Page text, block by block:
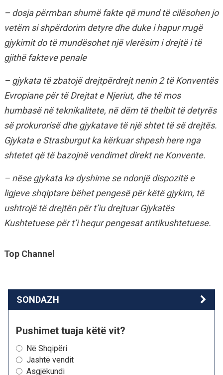
– dosja përmban shumë fakte që mund të cilësohen jo
vetëm si shpërdorim detyre dhe duke i hapur rrugë
gjykimit do të mundësohet një vlerësim i drejtë i të
gjithë fakteve penale
– gjykata të zbatojë drejtpërdrejt nenin 2 të Konventës
Evropiane për të Drejtat e Njeriut, dhe të mos
humbasë në teknikalitete, në dëm të thelbit të detyrës
së prokurorisë dhe gjykatave të një shtet të së drejtës.
Gjykata e Strasburgut ka kërkuar shpesh here nga
shtetet që të bazojnë vendimet direkt ne Konvente.
– nëse gjykata ka dyshime se ndonjë dispozitë e
ligjeve shqiptare bëhet pengesë për këtë gjykim, të
ushtrojë të drejtën për t’iu drejtuar Gjykatës
Kushtetuese për t’i hequr pengesat antikushtetuese.
Top Channel
SONDAZH
Pushimet tuaja këtë vit?
Në Shqipëri
Jashtë vendit
Asgjëkundi